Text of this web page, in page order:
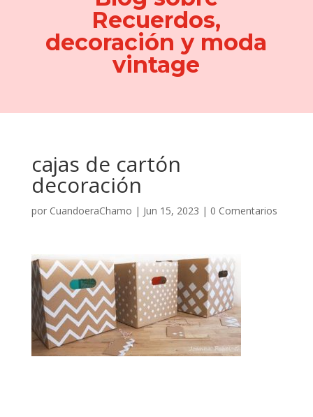
Recuerdos,
decoración y moda
vintage
cajas de cartón
decoración
por CuandoeraChamo | Jun 15, 2023 | 0 Comentarios